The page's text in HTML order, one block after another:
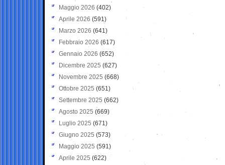
Maggio 2026 (402)
Aprile 2026 (591)
Marzo 2026 (641)
Febbraio 2026 (617)
Gennaio 2026 (652)
Dicembre 2025 (627)
Novembre 2025 (668)
Ottobre 2025 (651)
Settembre 2025 (662)
Agosto 2025 (669)
Luglio 2025 (671)
Giugno 2025 (573)
Maggio 2025 (591)
Aprile 2025 (622)